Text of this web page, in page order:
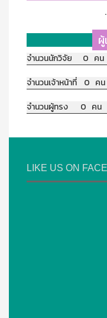
ผู้
จำนวนนักวิจัย 0 คน
จำนวนเจ้าหน้าที่ 0 คน
จำนวนผู้ทรง 0 คน
LIKE US ON